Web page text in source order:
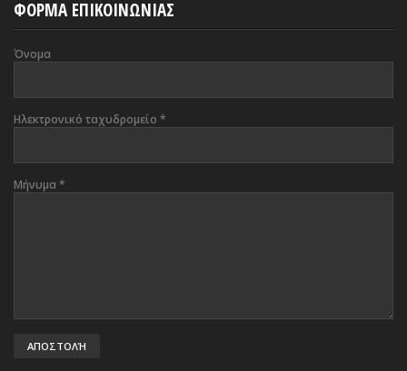
ΦΟΡΜΑ ΕΠΙΚΟΙΝΩΝΙΑΣ
Όνομα
Ηλεκτρονικό ταχυδρομείο *
Μήνυμα *